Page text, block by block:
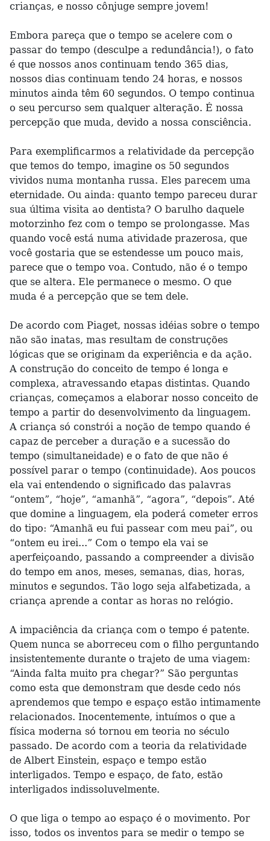
crianças, e nosso cônjuge sempre jovem!
Embora pareça que o tempo se acelere com o
passar do tempo (desculpe a redundância!), o fato
é que nossos anos continuam tendo 365 dias,
nossos dias continuam tendo 24 horas, e nossos
minutos ainda têm 60 segundos. O tempo continua
o seu percurso sem qualquer alteração. É nossa
percepção que muda, devido a nossa consciência.
Para exemplificarmos a relatividade da percepção
que temos do tempo, imagine os 50 segundos
vividos numa montanha russa. Eles parecem uma
eternidade. Ou ainda: quanto tempo pareceu durar
sua última visita ao dentista? O barulho daquele
motorzinho fez com o tempo se prolongasse. Mas
quando você está numa atividade prazerosa, que
você gostaria que se estendesse um pouco mais,
parece que o tempo voa. Contudo, não é o tempo
que se altera. Ele permanece o mesmo. O que
muda é a percepção que se tem dele.
De acordo com Piaget, nossas idéias sobre o tempo
não são inatas, mas resultam de construções
lógicas que se originam da experiência e da ação.
A construção do conceito de tempo é longa e
complexa, atravessando etapas distintas. Quando
crianças, começamos a elaborar nosso conceito de
tempo a partir do desenvolvimento da linguagem.
A criança só constrói a noção de tempo quando é
capaz de perceber a duração e a sucessão do
tempo (simultaneidade) e o fato de que não é
possível parar o tempo (continuidade). Aos poucos
ela vai entendendo o significado das palavras
“ontem”, “hoje”, “amanhã”, “agora”, “depois”. Até
que domine a linguagem, ela poderá cometer erros
do tipo: “Amanhã eu fui passear com meu pai”, ou
“ontem eu irei...” Com o tempo ela vai se
aperfeiçoando, passando a compreender a divisão
do tempo em anos, meses, semanas, dias, horas,
minutos e segundos. Tão logo seja alfabetizada, a
criança aprende a contar as horas no relógio.
A impaciência da criança com o tempo é patente.
Quem nunca se aborreceu com o filho perguntando
insistentemente durante o trajeto de uma viagem:
“Ainda falta muito pra chegar?” São perguntas
como esta que demonstram que desde cedo nós
aprendemos que tempo e espaço estão intimamente
relacionados. Inocentemente, intuímos o que a
física moderna só tornou em teoria no século
passado. De acordo com a teoria da relatividade
de Albert Einstein, espaço e tempo estão
interligados. Tempo e espaço, de fato, estão
interligados indissoluvelmente.
O que liga o tempo ao espaço é o movimento. Por
isso, todos os inventos para se medir o tempo se